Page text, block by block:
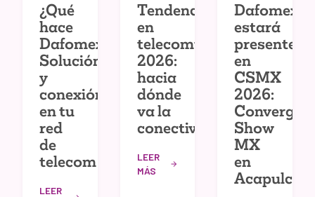
¿Qué
hace
Dafomex?
Solución
y
conexión
en tu
red
de
telecom
LEER
Tendencias
en
telecomunicaciones
2026:
hacia
dónde
va la
conectividad
LEER
MÁS
Dafomex
estará
presente
en
CSMX
2026:
Show
MX
en
Acapulco